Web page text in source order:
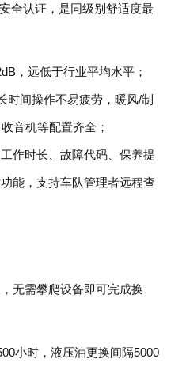
全认证，是同级别舒适度最
，远低于行业平均水平；
时间操作不易疲劳，暖风/制
音机等配置齐全；
作时长、故障代码、保养提
能，支持车队管理者远程查
无需攀爬设备即可完成换
小时，液压油更换间隔5000